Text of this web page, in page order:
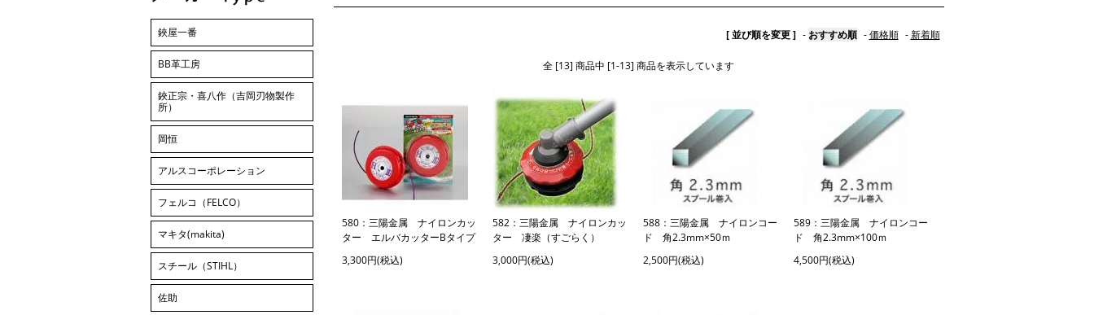
[ 並び順を変更 ] - おすすめ順 -価格順 -新着順
全 [13] 商品中 [1-13] 商品を表示しています
580：三陽金属 ナイロンカッ
ター エルバカッターBタイプ
3,300円(税込)
582：三陽金属 ナイロンカッ
ター 凄楽（すごらく）
3,000円(税込)
588：三陽金属 ナイロンコー
ド 角2.3mm×50ｍ
2,500円(税込)
589：三陽金属 ナイロンコー
ド 角2.3mm×100ｍ
4,500円(税込)
鋏屋一番
BB革工房
鋏正宗・喜八作（吉岡刃物製作
所）
岡恒
アルスコーポレーション
フェルコ（FELCO）
マキタ(makita)
スチール（STIHL）
佐助